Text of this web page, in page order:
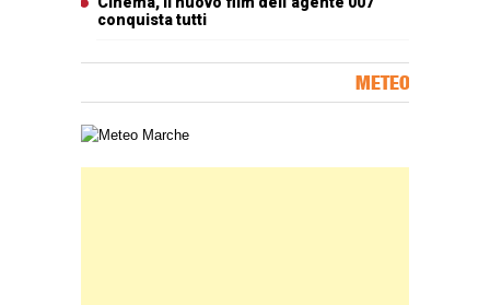
conquista tutti
METEO
Carta meteorologica delle Marche